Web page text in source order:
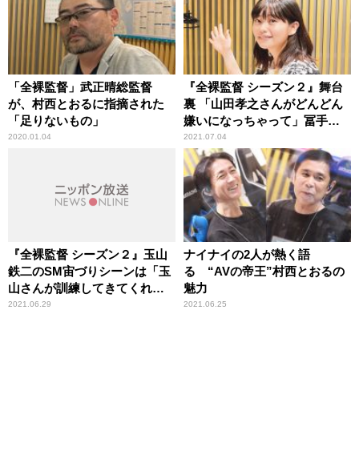
「全裸監督」武正晴総監督
が、村西とおるに指摘された
「足りないもの」
2020.01.04
『全裸監督 シーズン２』舞台
裏 「山田孝之さんがどんどん
嫌いになっちゃって」冨手麻
妙が告白
2021.07.04
『全裸監督 シーズン２』玉山
鉄二のSM宙づりシーンは「玉
山さんが訓練してきてくれ
て」武正晴監督が明かす
2021.06.29
ナイナイの2人が熱く語
る “AVの帝王”村西とおるの
魅力
2021.06.25